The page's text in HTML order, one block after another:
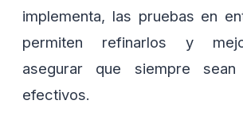
implementa, las pruebas en
permiten refinarlos y
asegurar que siempre
efectivos.